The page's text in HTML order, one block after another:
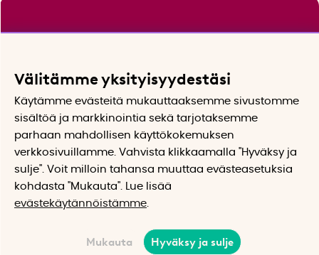
Välitämme yksityisyydestäsi
Käytämme evästeitä mukauttaaksemme sivustomme
sisältöä ja markkinointia sekä tarjotaksemme
parhaan mahdollisen käyttökokemuksen
verkkosivuillamme. Vahvista klikkaamalla "Hyväksy ja
sulje". Voit milloin tahansa muuttaa evästeasetuksia
kohdasta "Mukauta". Lue lisää
evästekäytännöistämme
Mukauta Hyväksy ja sulje